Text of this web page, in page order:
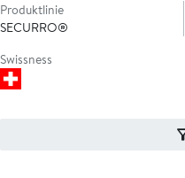
Produktlinie
SECURRO®
Swissness